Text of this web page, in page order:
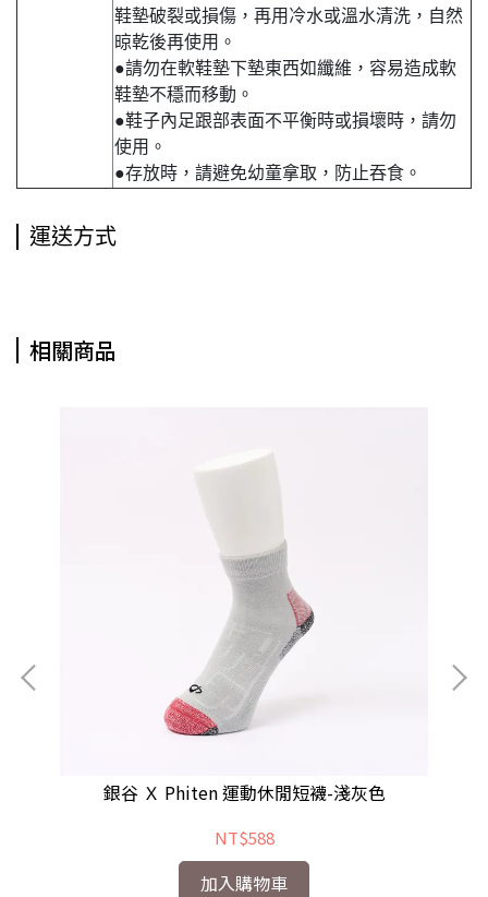
鞋墊破裂或損傷，再用冷水或溫水清洗，自然
晾乾後再使用。
●請勿在軟鞋墊下墊東西如纖維，容易造成軟
鞋墊不穩而移動。
●鞋子內足跟部表面不平衡時或損壞時，請勿
使用。
●存放時，請避免幼童拿取，防止吞食。
運送方式
相關商品
銀谷 Ｘ Phiten 運動休閒短襪-淺灰色
NT$588
加入購物車